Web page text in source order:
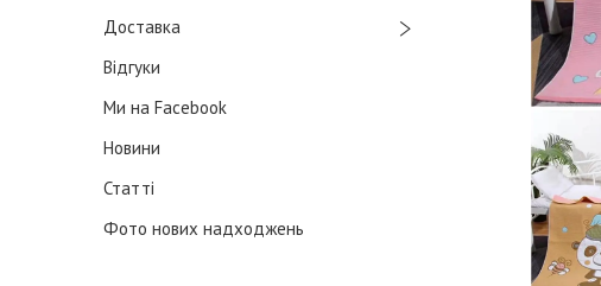
Доставка
Відгуки
Ми на Facebook
Новини
Статті
Фото нових надходжень